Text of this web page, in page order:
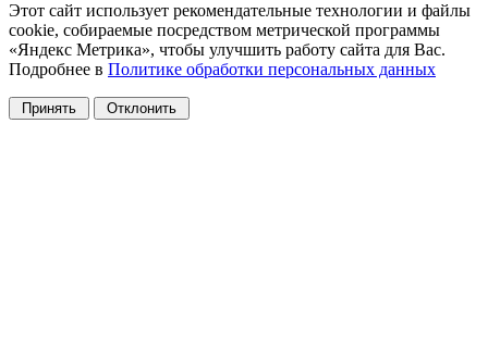
Этот сайт использует рекомендательные технологии и файлы
cookie, собираемые посредством метрической программы
«Яндекс Метрика», чтобы улучшить работу сайта для Вас.
Подробнее в Политике обработки персональных данных
Принять Отклонить